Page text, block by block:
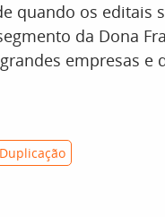
quando os editais
da Dona
empresas e
Duplicação